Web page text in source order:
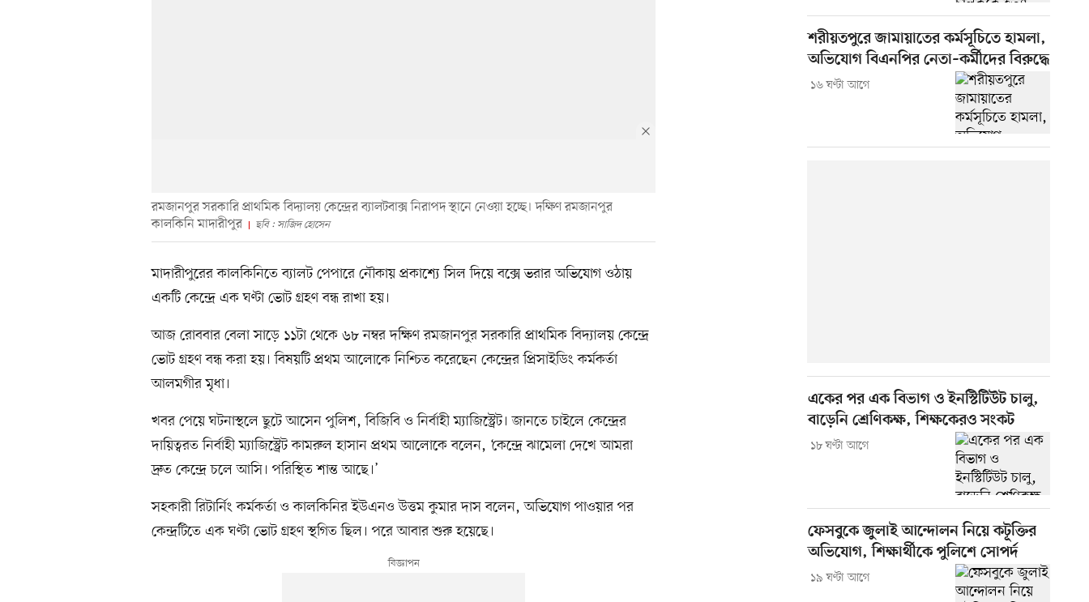
রমজানপুর সরকারি প্রাথমিক বিদ্যালয় কেন্দ্রের ব্যালটবাক্স নিরাপদ স্থানে নেওয়া হচ্ছে। দক্ষিণ রমজানপুর
কালকিনি মাদারীপুর
ছবি : সাজিদ হোসেন
মাদারীপুরের কালকিনিতে ব্যালট পেপারে নৌকায় প্রকাশ্যে সিল দিয়ে বক্সে ভরার অভিযোগ ওঠায়
একটি কেন্দ্রে এক ঘণ্টা ভোট গ্রহণ বন্ধ রাখা হয়।
আজ রোববার বেলা সাড়ে ১১টা থেকে ৬৮ নম্বর দক্ষিণ রমজানপুর সরকারি প্রাথমিক বিদ্যালয় কেন্দ্রে
ভোট গ্রহণ বন্ধ করা হয়। বিষয়টি প্রথম আলোকে নিশ্চিত করেছেন কেন্দ্রের প্রিসাইডিং কর্মকর্তা
আলমগীর মৃধা।
খবর পেয়ে ঘটনাস্থলে ছুটে আসেন পুলিশ, বিজিবি ও নির্বাহী ম্যাজিস্ট্রেট। জানতে চাইলে কেন্দ্রের
দায়িত্বরত নির্বাহী ম্যাজিস্ট্রেট কামরুল হাসান প্রথম আলোকে বলেন, ‘কেন্দ্রে ঝামেলা দেখে আমরা
দ্রুত কেন্দ্রে চলে আসি। পরিস্থিত শান্ত আছে।’
সহকারী রিটার্নিং কর্মকর্তা ও কালকিনির ইউএনও উত্তম কুমার দাস বলেন, অভিযোগ পাওয়ার পর
কেন্দ্রটিতে এক ঘণ্টা ভোট গ্রহণ স্থগিত ছিল। পরে আবার শুরু হয়েছে।
শরীয়তপুরে জামায়াতের কর্মসূচিতে হামলা,
অভিযোগ বিএনপির নেতা–কর্মীদের বিরুদ্ধে
১৬ ঘণ্টা আগে
একের পর এক বিভাগ ও ইনস্টিটিউট চালু,
বাড়েনি শ্রেণিকক্ষ, শিক্ষকেরও সংকট
১৮ ঘণ্টা আগে
ফেসবুকে জুলাই আন্দোলন নিয়ে কটূক্তির
অভিযোগ, শিক্ষার্থীকে পুলিশে সোপর্দ
১৯ ঘণ্টা আগে